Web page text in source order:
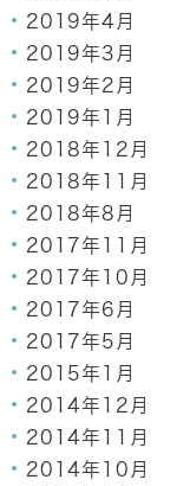
2019年4月
2019年3月
2019年2月
2019年1月
2018年12月
2018年11月
2018年8月
2017年11月
2017年10月
2017年6月
2017年5月
2015年1月
2014年12月
2014年11月
2014年10月